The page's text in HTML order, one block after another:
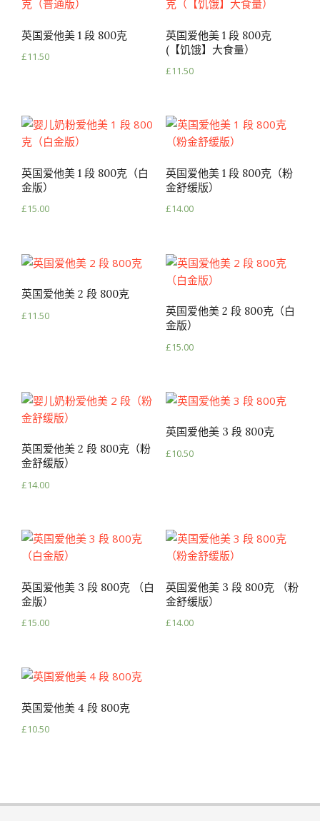
英国爱他美 1 段 800克
£11.50
英国爱他美 1 段 800克
(【饥饿】大食量）
£11.50
英国爱他美 1 段 800克（白
金版）
£15.00
英国爱他美 1 段 800克（粉
金舒缓版）
£14.00
英国爱他美 2 段 800克
£11.50
英国爱他美 2 段 800克（白
金版）
£15.00
英国爱他美 2 段 800克（粉
金舒缓版）
£14.00
英国爱他美 3 段 800克
£10.50
英国爱他美 3 段 800克 （白
金版）
£15.00
英国爱他美 3 段 800克 （粉
金舒缓版）
£14.00
英国爱他美 4 段 800克
£10.50